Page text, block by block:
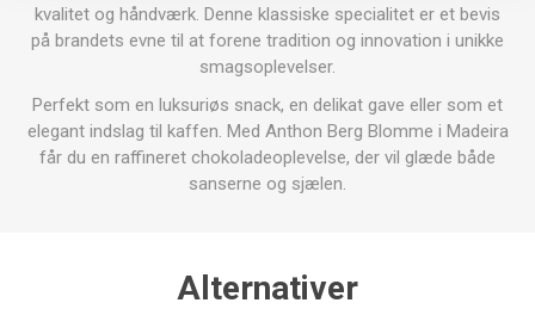
kvalitet og håndværk. Denne klassiske specialitet er et bevis
på brandets evne til at forene tradition og innovation i unikke
smagsoplevelser.
Perfekt som en luksuriøs snack, en delikat gave eller som et
elegant indslag til kaffen. Med Anthon Berg Blomme i Madeira
får du en raffineret chokoladeoplevelse, der vil glæde både
sanserne og sjælen.
Alternativer